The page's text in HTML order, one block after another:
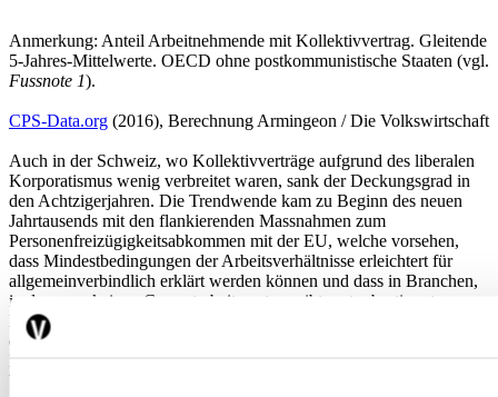
Anmerkung: Anteil Arbeitnehmende mit Kollektivvertrag. Gleitende
5-Jahres-Mittelwerte. OECD ohne postkommunistische Staaten (vgl.
Fussnote 1).
CPS-Data.org (2016), Berechnung Armingeon / Die Volkswirtschaft
Auch in der Schweiz, wo Kollektivverträge aufgrund des liberalen
Korporatismus wenig verbreitet waren, sank der Deckungsgrad in
den Achtzigerjahren. Die Trendwende kam zu Beginn des neuen
Jahrtausends mit den flankierenden Massnahmen zum
Personenfreizügigkeitsabkommen mit der EU, welche vorsehen,
dass Mindestbedingungen der Arbeitsverhältnisse erleichtert für
allgemeinverbindlich erklärt werden können und dass in Branchen,
in denen es keinen Gesamtarbeitsvertrag gibt, unter bestimmten
Bedingungen Mindestlöhne erlassen werden können. Dies brachte
eine zunehmende Anzahl von Arbeitnehmern unter die Geltung von
Kollektivverträgen. Heute hat die Schweiz die im internationalen
Vergleich bescheidene Deckungsrate der Achtzigerjahre wieder